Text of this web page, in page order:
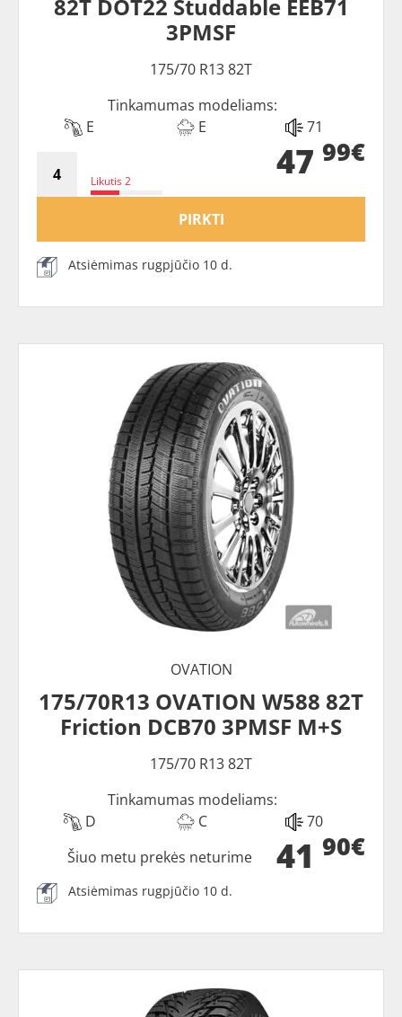
82T DOT22 Studdable EEB71
3PMSF
175/70 R13 82T
Tinkamumas modeliams:
E
E 71
Likutis 2 47 99€
PIRKTI
Atsiėmimas rugpjūčio 10 d.
OVATION
175/70R13 OVATION W588 82T
Friction DCB70 3PMSF M+S
175/70 R13 82T
Tinkamumas modeliams:
D
C 70
41 90€
Šiuo metu prekės neturime
Atsiėmimas rugpjūčio 10 d.